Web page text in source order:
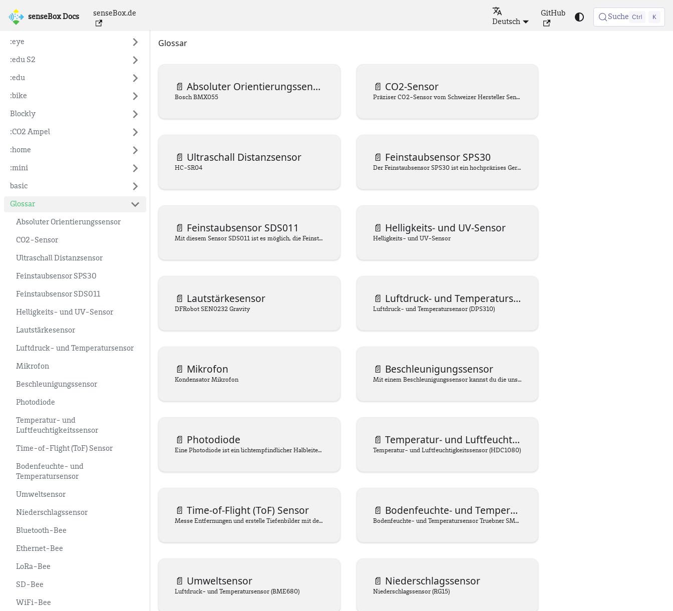
senseBox Docs
senseBox.de
Deutsch
GitHub Suche
senseBox Docs
:eye
:edu S2
:edu
:bike
Blockly
:CO2 Ampel
:home
:mini
basic
Glossar
Absoluter Orientierungssensor
CO2-Sensor
Ultraschall Distanzsensor
Feinstaubsensor SPS30
Feinstaubsensor SDS011
Helligkeits- und UV-Sensor
Lautstärkesensor
Luftdruck- und Temperatursensor
Mikrofon
Beschleunigungssensor
Photodiode
Temperatur- und
Luftfeuchtigkeitssensor
Time-of-Flight (ToF) Sensor
Bodenfeuchte- und
Temperatursensor
Umweltsensor
Niederschlagssensor
Bluetooth-Bee
Ethernet-Bee
LoRa-Bee
SD-Bee
WiFi-Bee
Glossar
📄️ Absoluter Orientierungssensor
Bosch BMX055
📄️ CO2-Sensor
Präziser CO2-Sensor vom Schweizer Hersteller Sensirion (Modell SCD30). Die Sensorplatine hat einen JST PHR4 Anschluss, passend zum Betrieb mit der senseBox MCU. Weiterhin ist er mit dem Qwiic Connect System ausgestattet.
📄️ Ultraschall Distanzsensor
HC-SR04
📄️ Feinstaubsensor SPS30
Der Feinstaubsensor SPS30 ist ein hochpräzises Gerät zur Messung der Luftqualität, das speziell für die Erfassung von Feinstaubpartikeln entwickelt wurde. Er misst die Konzentrationen von PM1.0, PM2.5, PM4.0 und PM10 in der Luft. Das Gerät verwendet eine fortschrittliche Laserscattering-Technologie, um die Partikel zu zählen und deren Größe zu bestimmen. Die Messergebnisse werden in µg/m³ angezeigt.
📄️ Feinstaubsensor SDS011
Mit diesem Sensor SDS011 ist es möglich, die Feinstaubkonzentration in der Luft zu bestimmen. Der Sensor gibt zwei Werte aus: Die Konzentration von PM2.5 (Partikel < 2.5 um) und PM10 (Partikel < 10 um). Dieser Sensor ist mit einem kleinen Ventilator ausgestattet, um Luft anzusaugen. In seinem Inneren befindet sich ein Laser, der zusammen mit einer Photodiode die Anzahl der Partikel misst. Die Ergebnisse der Messungen werden in µg/m³ (Mikrogramm pro Kubikmeter) angegeben.
📄️ Helligkeits- und UV-Sensor
Helligkeits- und UV-Sensor
📄️ Lautstärkesensor
DFRobot SEN0232 Gravity
📄️ Luftdruck- und Temperatursensor
Luftdruck- und Temperatursensor (DPS310)
📄️ Mikrofon
Kondensator Mikrofon
📄️ Beschleunigungssensor
Mit einem Beschleunigungssensor kannst du die unsichtbare Kraft der Beschleunigung erfassen und messen, die auftritt, wenn sich ein Objekt schneller bewegt, langsamer wird oder seine Richtung ändert. Stell dir vor, du fährst Fahrrad und lehnst dich in eine Kurve – genau in diesem Moment wirken Beschleunigungskräfte. Diese Sensoren sind wie superempfindliche Werkzeuge, die nicht nur spüren können, wie schnell du beschleunigst oder abbremsst, sondern auch, in welche Richtung du dich bewegst.
📄️ Photodiode
Eine Photodiode ist ein lichtempfindlicher Halbleiter, der Licht in elektrische Energie umwandelt. Sie wird häufig in verschiedenen Anwendungen wie Fotodetektoren, Belichtungsmessern, Lichtschranken und optischen Kommunikationssystemen eingesetzt. Photodioden liefern Messwerte, die proportional zur Intensität des einfallenden Lichts sind, wodurch sie zur Erfassung von Helligkeitsänderungen oder zur Quantifizierung von Lichtintensitäten in verschiedenen Anwendungen verwendet werden können.
📄️ Temperatur- und Luftfeuchtigkeitssensor
Temperatur- und Luftfeuchtigkeitssensor (HDC1080)
📄️ Time-of-Flight (ToF) Sensor
Messe Entfernungen und erstelle Tiefenbilder mit dem Time-of-Flight-Sensor.
📄️ Bodenfeuchte- und Temperatursensor
Bodenfeuchte- und Temperatursensor Truebner SMT50
📄️ Umweltsensor
Luftdruck- und Temperatursensor (BME680)
📄️ Niederschlagssensor
Niederschlagssensor (RG15)